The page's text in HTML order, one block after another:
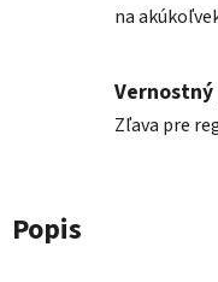
na
Zľava pre
Popis